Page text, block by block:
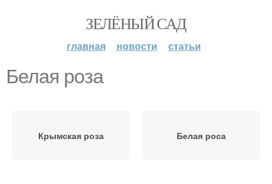
ЗЕЛЁНЫЙ САД
главная новости статьи
Белая роза
Крымская роза Белая роса